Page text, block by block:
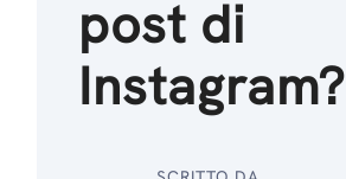
post di
Instagram?